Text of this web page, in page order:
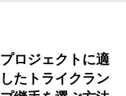
プロジェクトに適
したトライクラン